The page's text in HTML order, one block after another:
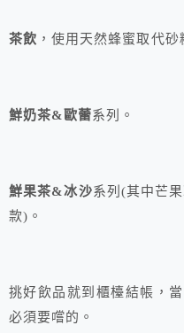
茶飲 ，使用天然蜂蜜取代砂
鮮奶茶&歐蕾系列。
鮮果茶&冰沙系列(其中芒
款)。
挑好飲品就到櫃檯結帳，
必須要嚐的。